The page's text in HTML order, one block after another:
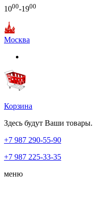
1000-1900
Москва
Корзина
Здесь будут Ваши товары.
+7 987 290-55-90
+7 987 225-33-35
меню